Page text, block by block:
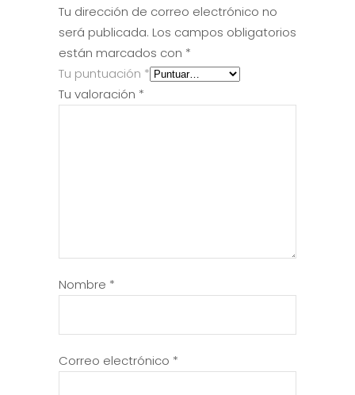
Tu dirección de correo electrónico no
será publicada. Los campos obligatorios
están marcados con *
Tu puntuación *
Tu valoración *
Nombre *
Correo electrónico *